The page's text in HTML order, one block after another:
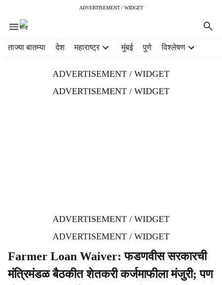
ADVERTISEMENT / WIDGET
ताज्या बातम्या देश महाराष्ट्र मुंबई पुणे विश्लेषण
ADVERTISEMENT / WIDGET
ADVERTISEMENT / WIDGET
ADVERTISEMENT / WIDGET
ADVERTISEMENT / WIDGET
Farmer Loan Waiver: फडणवीस सरकारची
मंत्रिमंडळ बैठकीत शेतकरी कर्जमाफीला मंजुरी; पण